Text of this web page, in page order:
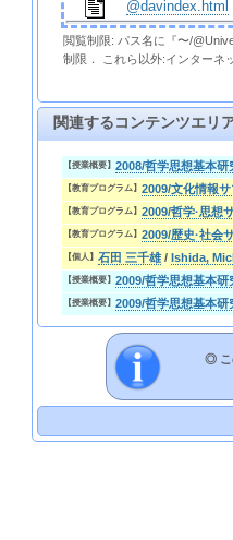
@davindex.html
閲覧制限: パス名に『〜/
制限． これら以外:インターネ
関連するコンテンツエリ
【授業概要】2008/哲学思想基本研
【教育プログラム】2009/文化情報
【教育プログラム】2009/哲学·思想
【教育プログラム】2009/歴史·社会
【個人】石田 三千雄/Ishida,
【授業概要】2009/哲学思想基本研
【授業概要】2009/哲学思想基本研
◎ こ